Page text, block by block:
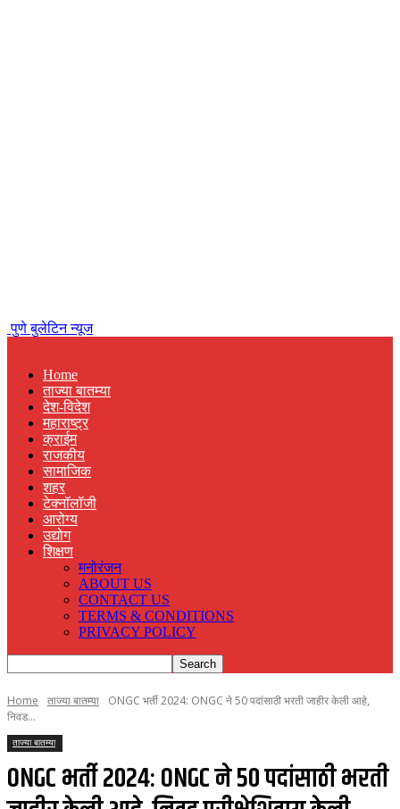
पुणे बुलेटिन न्यूज
Home
ताज्या बातम्या
देश-विदेश
महाराष्ट्र
क्राईम
राजकीय
सामाजिक
शहर
टेक्नॉलॉजी
आरोग्य
उद्योग
शिक्षण
मनोरंजन
ABOUT US
CONTACT US
TERMS & CONDITIONS
PRIVACY POLICY
Home ताज्या बातम्या
ONGC भर्ती 2024: ONGC ने 50 पदांसाठी भरती जाहीर केली आहे,
निवड...
ताज्या बातम्या
ONGC भर्ती 2024: ONGC ने 50 पदांसाठी भरती